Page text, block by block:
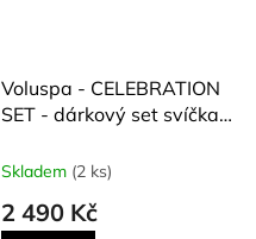
Voluspa - CELEBRATION
SET - dárkový set svíčka
CUVÉE (Šumivé cuvée)
Skladem (2 ks)
2 490 Kč